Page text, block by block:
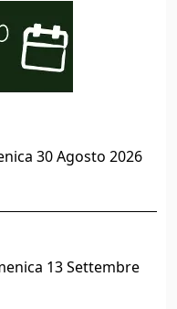
30 Agosto 2026
13 Settembre